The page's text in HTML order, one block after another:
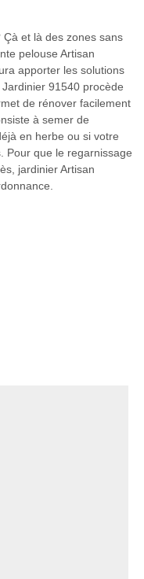
et là des zones sans
pelouse Artisan
apporter les solutions
91540 procède
de rénover facilement
à semer de
en herbe ou si votre
Pour que le regarnissage
jardinier Artisan